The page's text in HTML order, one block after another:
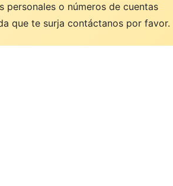
personales o números de cuentas
que te surja contáctanos por favor.